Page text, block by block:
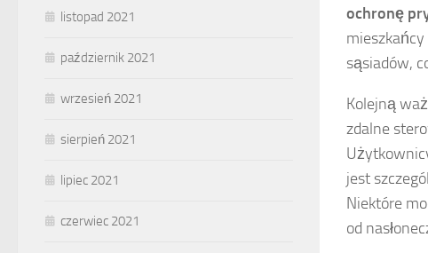
ochronę
sąsiadów,
Kolejną
zdalne
jest
Niektóre
od
listopad 2021
październik 2021
wrzesień 2021
sierpień 2021
lipiec 2021
czerwiec 2021